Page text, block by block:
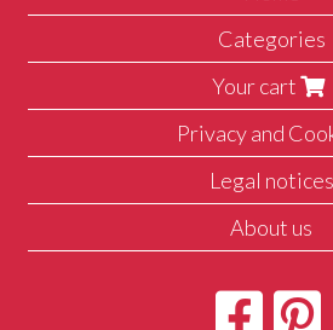
Categories
Your cart
Privacy and
Legal notices
About us